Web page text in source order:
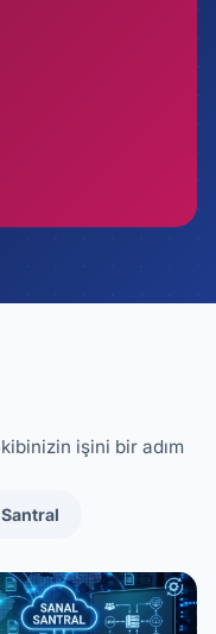
işini bir adım